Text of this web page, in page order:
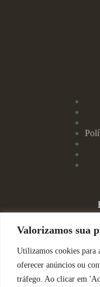
Valorizamos sua
Utilizamos cookies para
oferecer anúncios ou
tráfego. Ao clicar em
Rua Rei Alberto, 108
(32)